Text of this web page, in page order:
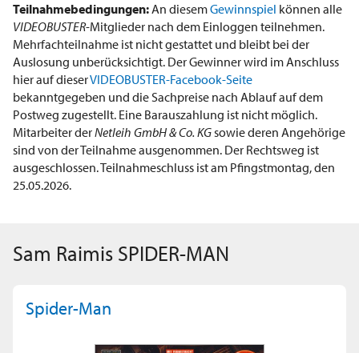
Teilnahmebedingungen:An diesemGewinnspiel können alle
VIDEOBUSTER-Mitglieder nach dem Einloggen teilnehmen.
Mehrfachteilnahme ist nicht gestattet und bleibt bei der
Auslosung unberücksichtigt. Der Gewinner wird im Anschluss
hier auf dieserVIDEOBUSTER-Facebook-Seite
bekanntgegeben und die Sachpreise nach Ablauf auf dem
Postweg zugestellt. Eine Barauszahlung ist nicht möglich.
Mitarbeiter derNetleih GmbH & Co. KGsowie deren Angehörige
sind von der Teilnahme ausgenommen. Der Rechtsweg ist
ausgeschlossen. Teilnahmeschluss ist am Pfingstmontag, den
25.05.2026.
Sam Raimis SPIDER-MAN
Spider-Man